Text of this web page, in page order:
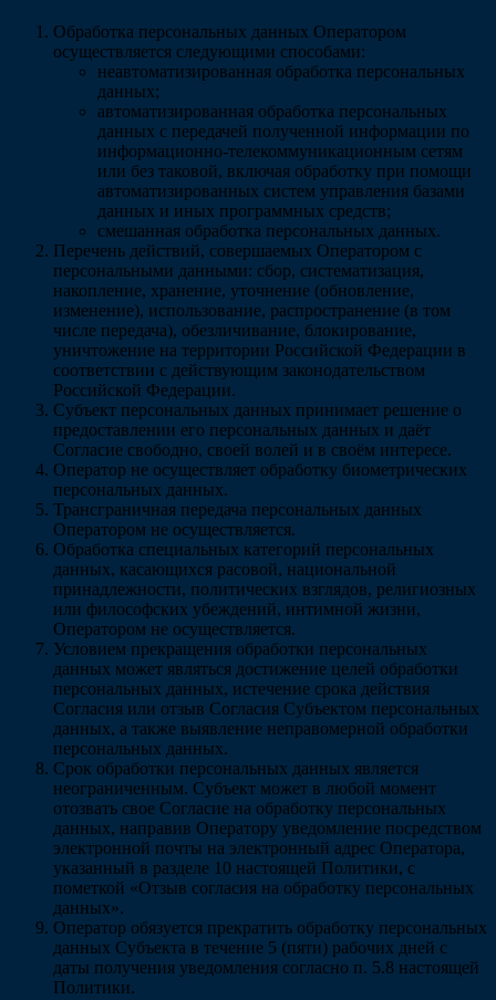
Обработка персональных данных Оператором
осуществляется следующими способами:
неавтоматизированная обработка персональных
данных;
автоматизированная обработка персональных
данных с передачей полученной информации по
информационно-телекоммуникационным сетям
или без таковой, включая обработку при помощи
автоматизированных систем управления базами
данных и иных программных средств;
смешанная обработка персональных данных.
Перечень действий, совершаемых Оператором с
персональными данными: сбор, систематизация,
накопление, хранение, уточнение (обновление,
изменение), использование, распространение (в том
числе передача), обезличивание, блокирование,
уничтожение на территории Российской Федерации в
соответствии с действующим законодательством
Российской Федерации.
Субъект персональных данных принимает решение о
предоставлении его персональных данных и даёт
Согласие свободно, своей волей и в своём интересе.
Оператор не осуществляет обработку биометрических
персональных данных.
Трансграничная передача персональных данных
Оператором не осуществляется.
Обработка специальных категорий персональных
данных, касающихся расовой, национальной
принадлежности, политических взглядов, религиозных
или философских убеждений, интимной жизни,
Оператором не осуществляется.
Условием прекращения обработки персональных
данных может являться достижение целей обработки
персональных данных, истечение срока действия
Согласия или отзыв Согласия Субъектом персональных
данных, а также выявление неправомерной обработки
персональных данных.
Срок обработки персональных данных является
неограниченным. Субъект может в любой момент
отозвать свое Согласие на обработку персональных
данных, направив Оператору уведомление посредством
электронной почты на электронный адрес Оператора,
указанный в разделе 10 настоящей Политики, с
пометкой «Отзыв согласия на обработку персональных
данных».
Оператор обязуется прекратить обработку персональных
данных Субъекта в течение 5 (пяти) рабочих дней с
даты получения уведомления согласно п. 5.8 настоящей
Политики.